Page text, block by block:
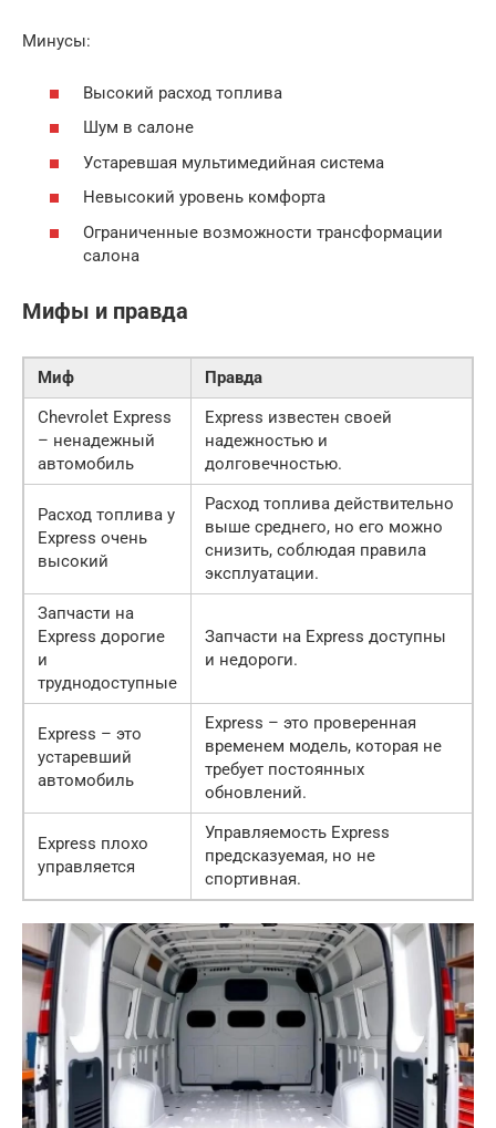
Минусы:
Высокий расход топлива
Шум в салоне
Устаревшая мультимедийная система
Невысокий уровень комфорта
Ограниченные возможности трансформации
салона
Мифы и правда
Миф
Правда
Chevrolet Express
– ненадежный
автомобиль
Express известен своей
надежностью и
долговечностью.
Расход топлива у
Express очень
высокий
Расход топлива действительно
выше среднего, но его можно
снизить, соблюдая правила
эксплуатации.
Запчасти на
Express дорогие
и
труднодоступные
Запчасти на Express доступны
и недороги.
Express – это
устаревший
автомобиль
Express – это проверенная
временем модель, которая не
требует постоянных
обновлений.
Express плохо
управляется
Управляемость Express
предсказуемая, но не
спортивная.